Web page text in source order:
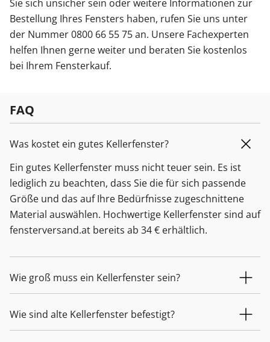
Sie sich unsicher sein oder weitere Informationen zur
Bestellung Ihres Fensters haben, rufen Sie uns unter
der Nummer 0800 66 55 75 an. Unsere Fachexperten
helfen Ihnen gerne weiter und beraten Sie kostenlos
bei Ihrem Fensterkauf.
FAQ
Was kostet ein gutes Kellerfenster?
Ein gutes Kellerfenster muss nicht teuer sein. Es ist
lediglich zu beachten, dass Sie die für sich passende
Größe und das auf Ihre Bedürfnisse zugeschnittene
Material auswählen. Hochwertige Kellerfenster sind auf
fensterversand.at bereits ab 34 € erhältlich.
Wie groß muss ein Kellerfenster sein?
Wie sind alte Kellerfenster befestigt?